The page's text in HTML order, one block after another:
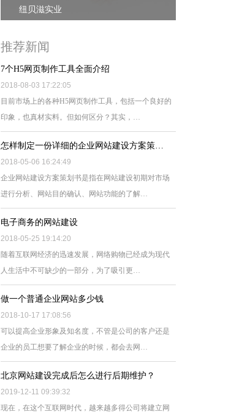
纽贝滋实业
推荐新闻
7个H5网页制作工具全面介绍
2018-08-03 17:22:05
目前市场上的各种H5网页制作工具，包括一个良好的
印象，也真材实料。但如何区分？其实，…
怎样制定一份详细的企业网站建设方案策…
2018-05-06 16:24:49
企业网站建设方案策划书是指在网站建设初期对市场
进行分析、网站目的确认、网站功能的了解…
电子商务的网站建设
2018-05-25 19:14:20
随着互联网经济的迅速发展，网络购物已经成为现代
人生活中不可缺少的一部分，为了吸引更…
做一个普通企业网站多少钱
2018-10-17 17:08:56
可以提高企业形象及知名度，不管是公司的客户还是
企业的员工想要了解企业的时候，都会去网…
北京网站建设完成后怎么进行后期维护？
2019-12-11 09:39:32
现在，在这个互联网时代，越来越多得公司将建立网